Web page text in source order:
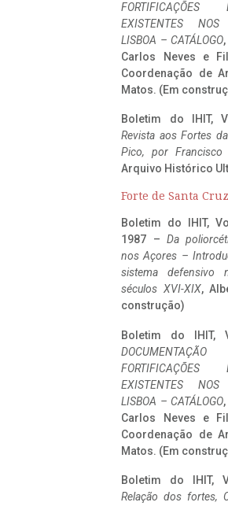
EXISTENTES
LISBOA – CATÁLOGO
Carlos Neves e
Coordenação de
Matos. (Em
Boletim do IHIT,
Revista aos Fortes
Pico, por Francisco
Arquivo Histórico
Forte de Santa Cruz
Boletim do IHIT,
1987 – Da
nos Açores –
sistema defensivo
séculos XVI-XIX,
construção)
Boletim do IHIT,
EXISTENTES
LISBOA – CATÁLOGO
Carlos Neves e
Coordenação de
Matos. (Em
Boletim do IHIT,
Relação dos fortes,